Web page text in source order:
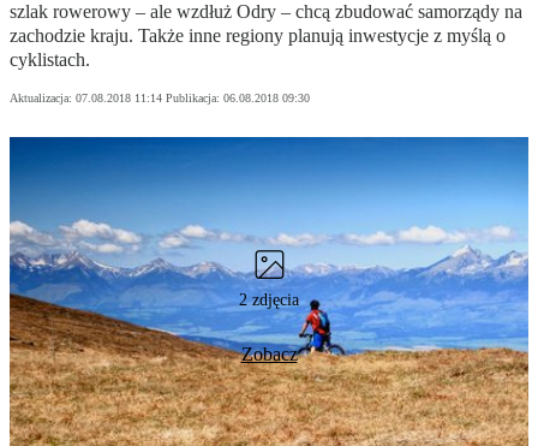
szlak rowerowy – ale wzdłuż Odry – chcą zbudować samorządy na
zachodzie kraju. Także inne regiony planują inwestycje z myślą o
cyklistach.
Aktualizacja: 07.08.2018 11:14 Publikacja: 06.08.2018 09:30
2 zdjęcia
Zobacz